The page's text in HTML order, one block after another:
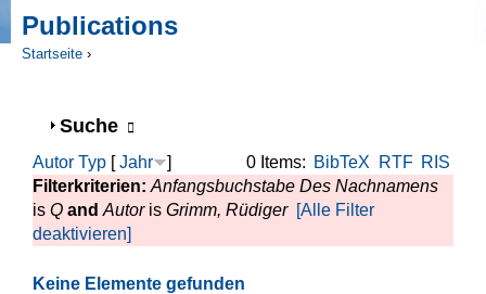
Publications
Startseite ›
Anzeigen
Suche
0 Items: BibTeX RTF RIS
Autor Typ [Jahr
]
Filterkriterien: Anfangsbuchstabe Des Nachnamens
is Q and Autoris Grimm, Rüdiger [Alle Filter
deaktivieren]
Keine Elemente gefunden